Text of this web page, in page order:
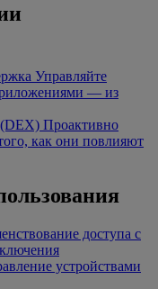
Управляйте
— из
(DEX) Проактивно
как они повлияют
доступа с
устройствами